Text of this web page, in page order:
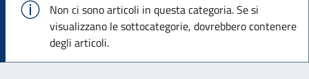
Info
Non ci sono articoli in questa categoria. Se si
visualizzano le sottocategorie, dovrebbero contenere
degli articoli.